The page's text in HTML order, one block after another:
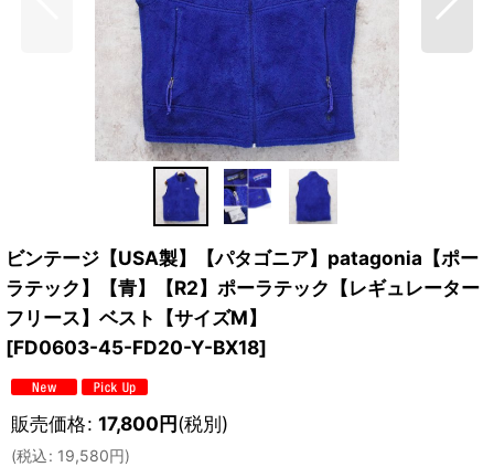
ビンテージ【USA製】【パタゴニア】patagonia【ポー
ラテック】【青】【R2】ポーラテック【レギュレーター
フリース】ベスト【サイズM】
[FD0603-45-FD20-Y-BX18]
販売価格: 17,800円(税別)
(税込: 19,580円)